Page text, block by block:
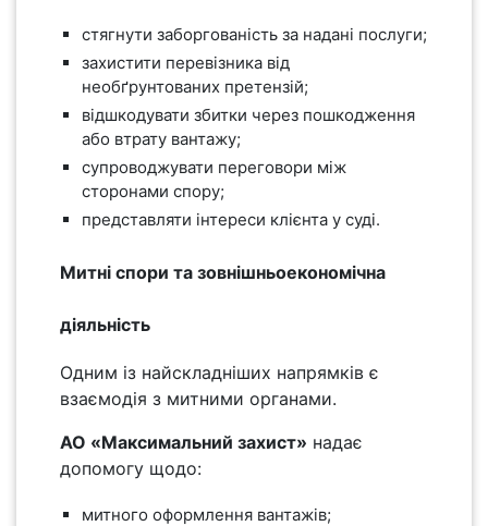
стягнути заборгованість за надані послуги;
захистити перевізника від
необґрунтованих претензій;
відшкодувати збитки через пошкодження
або втрату вантажу;
супроводжувати переговори між
сторонами спору;
представляти інтереси клієнта у суді.
Митні спори та зовнішньоекономічна
діяльність
Одним із найскладніших напрямків є
взаємодія з митними органами.
АО «Максимальний захист» надає
допомогу щодо:
митного оформлення вантажів;